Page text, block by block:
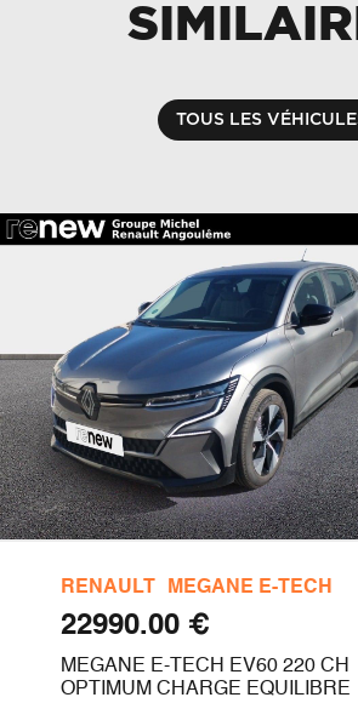
RENAULT MEGANE E-TECH
€ 22990.00
MEGANE E-TECH EV60 220 CH
OPTIMUM CHARGE EQUILIBRE
TOUS LES